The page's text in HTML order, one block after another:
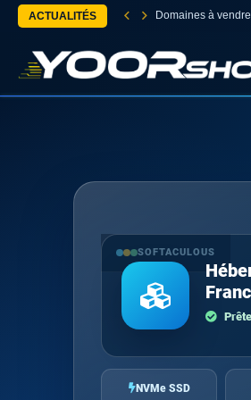
ACTUALITÉS Domaines à
SOFTACULOUS
NVMe SSD